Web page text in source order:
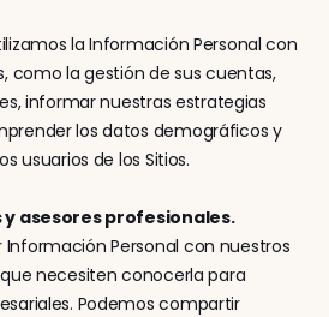
la Información Personal con
como la gestión de sus cuentas,
informar nuestras estrategias
los datos demográficos y
usuarios de los Sitios.
y asesores profesionales.
Personal con nuestros
necesiten conocerla para
Podemos compartir